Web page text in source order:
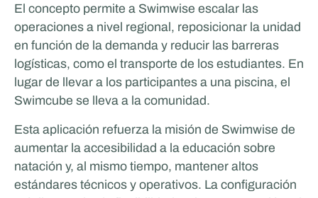
MasterXP
El concepto permite a Swimwise escalar las
operaciones a nivel regional, reposicionar la unidad
en función de la demanda y reducir las barreras
logísticas, como el transporte de los estudiantes. En
lugar de llevar a los participantes a una piscina, el
Swimcube se lleva a la comunidad.
Esta aplicación refuerza la misión de Swimwise de
aumentar la accesibilidad a la educación sobre
natación y, al mismo tiempo, mantener altos
estándares técnicos y operativos. La configuración